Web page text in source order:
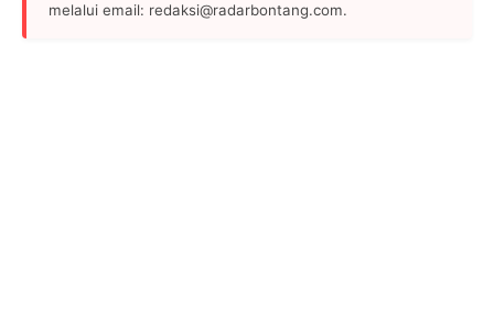
melalui email: redaksi@radarbontang.com.